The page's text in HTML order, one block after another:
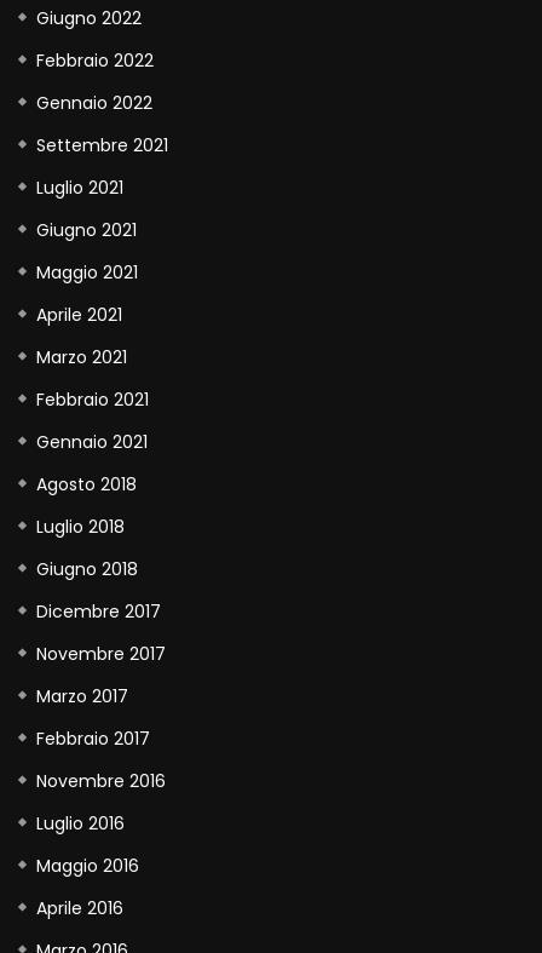
Giugno 2022
Febbraio 2022
Gennaio 2022
Settembre 2021
Luglio 2021
Giugno 2021
Maggio 2021
Aprile 2021
Marzo 2021
Febbraio 2021
Gennaio 2021
Agosto 2018
Luglio 2018
Giugno 2018
Dicembre 2017
Novembre 2017
Marzo 2017
Febbraio 2017
Novembre 2016
Luglio 2016
Maggio 2016
Aprile 2016